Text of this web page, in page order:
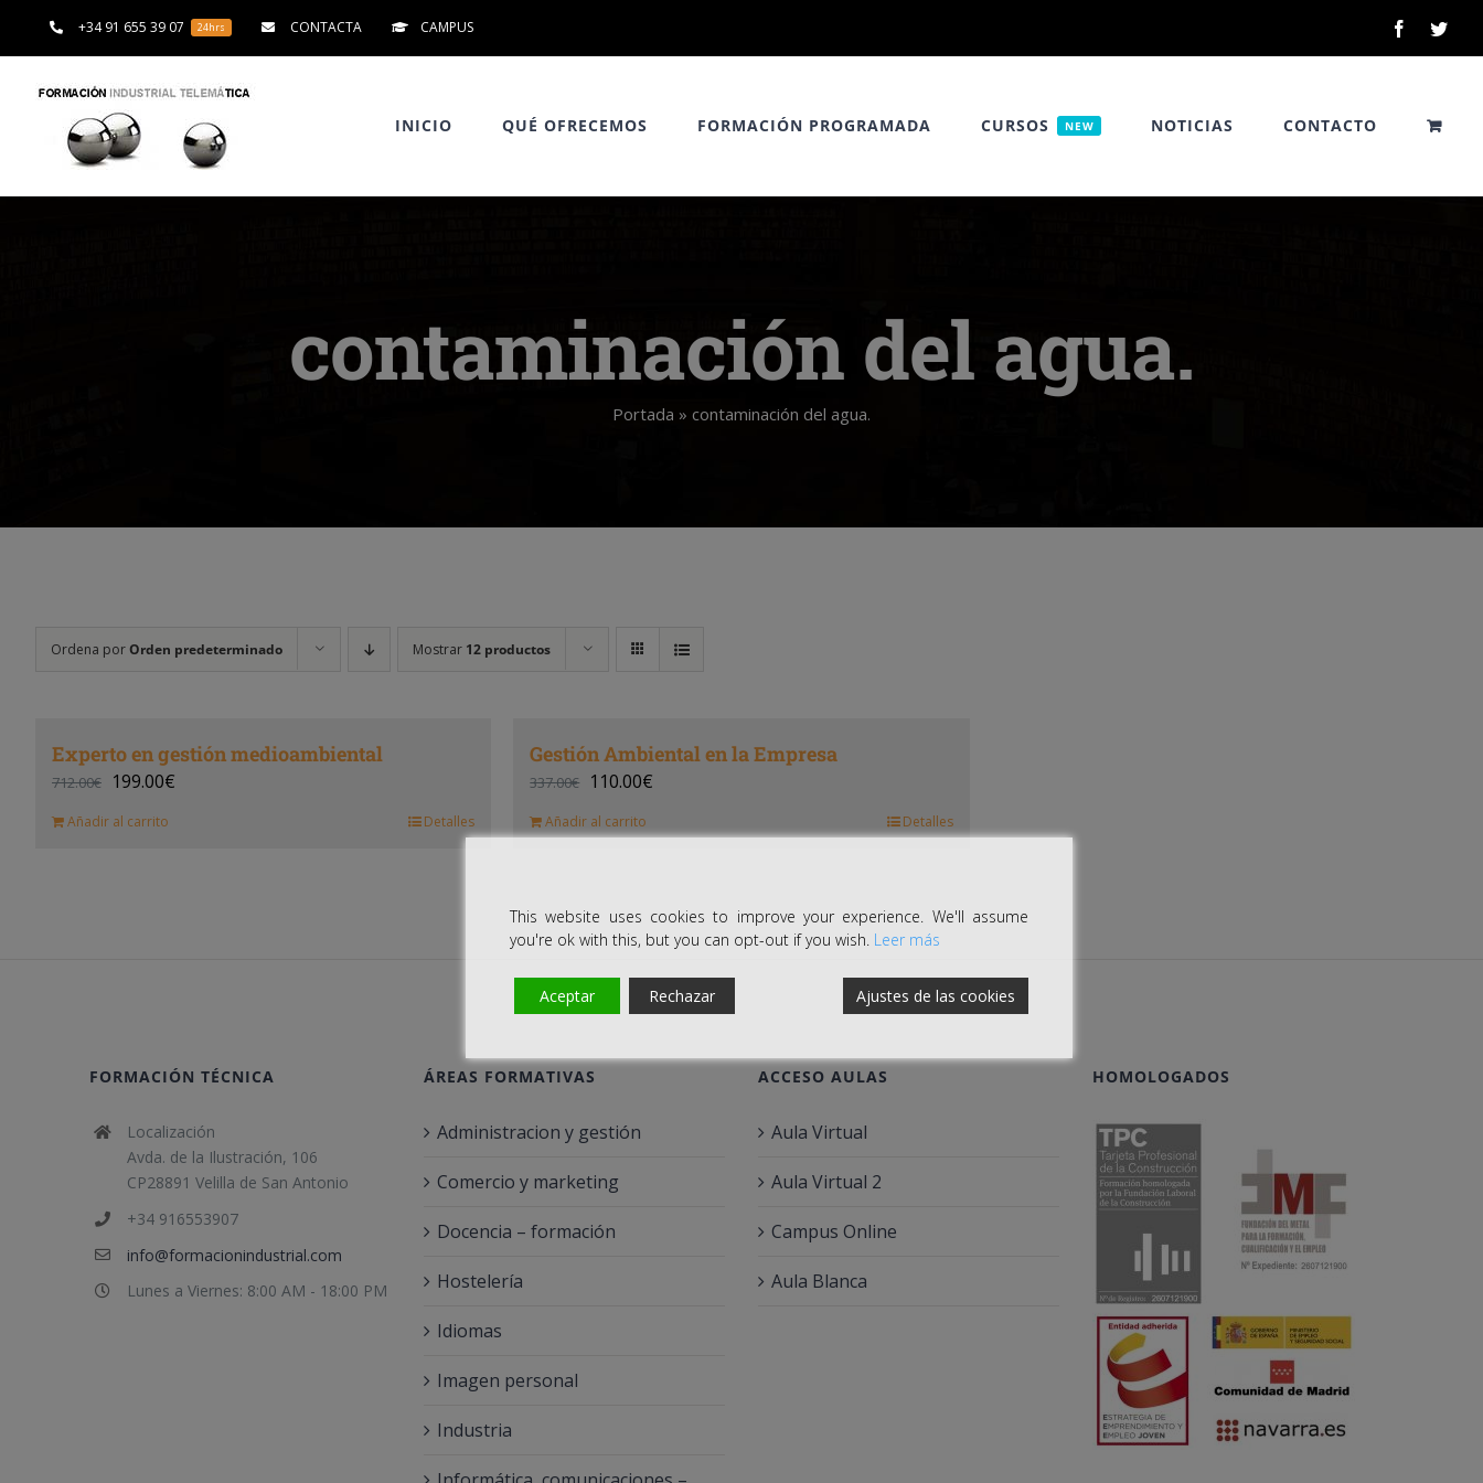
+34 91 655 39 07 24hrs CONTACTA CAMPUS Facebook
INICIO QUÉ OFRECEMOS FORMACIÓN PROGRAMADA CURSOS NEW NOTICIAS CONTACTO
contaminación del agua.
Portada » contaminación del agua.
Ordena porOrden predeterminado Mostrar 12 productos
Experto en gestión medioambiental
712.00€ 199.00€
Añadir al carrito Detalles
Gestión Ambiental en la Empresa
337.00€ 110.00€
Añadir al carrito Detalles
FORMACIÓN TÉCNICA
Localización
Avda. de la Ilustración, 106
CP28891 Velilla de San Antonio
+34 916553907
info@formacionindustrial.com
Lunes a Viernes: 8:00 AM - 18:00 PM
ÁREAS FORMATIVAS
Administracion y gestión
Comercio y marketing
Docencia – formación
Hostelería
Idiomas
Imagen personal
Industria
ACCESO AULAS
Aula Virtual
Aula Virtual 2
Campus Online
Aula Blanca
HOMOLOGADOS
This website uses cookies to improve your experience. We'll assume
you're ok with this, but you can opt-out if you wish. Leer más
Aceptar Rechazar Ajustes de las cookies